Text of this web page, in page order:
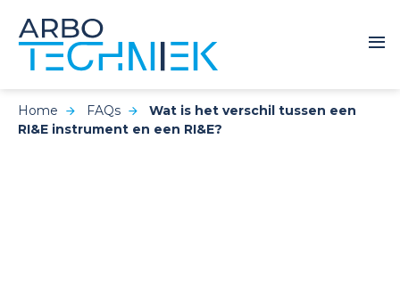
Home FAQs
Wat is het verschil tussen een
RI&E instrument en een RI&E?